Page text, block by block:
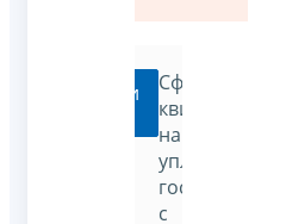
Перейти
Сформировать
квитанцию
на
уплату
госпошлины
с